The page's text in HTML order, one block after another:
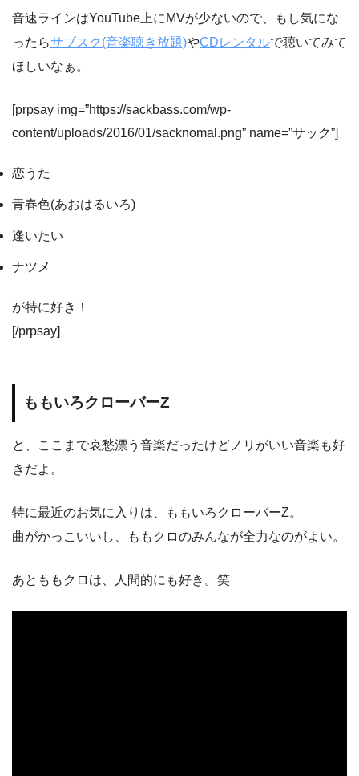
音速ラインはYouTube上にMVが少ないので、もし気にな
ったらサブスク(音楽聴き放題)やCDレンタルで聴いてみて
ほしいなぁ。
[prpsay img=”https://sackbass.com/wp-
content/uploads/2016/01/sacknomal.png” name=”サック”]
恋うた
青春色(あおはるいろ)
逢いたい
ナツメ
が特に好き！
[/prpsay]
ももいろクローバーZ
と、ここまで哀愁漂う音楽だったけどノリがいい音楽も好
きだよ。
特に最近のお気に入りは、ももいろクローバーZ。
曲がかっこいいし、ももクロのみんなが全力なのがよい。
あとももクロは、人間的にも好き。笑